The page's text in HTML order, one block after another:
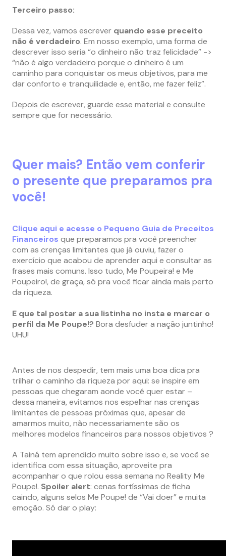
Terceiro passo:
Dessa vez, vamos escrever quando esse preceito
não é verdadeiro. Em nosso exemplo, uma forma de
descrever isso seria “o dinheiro não traz felicidade” ->
“não é algo verdadeiro porque o dinheiro é um
caminho para conquistar os meus objetivos, para me
dar conforto e tranquilidade e, então, me fazer feliz”.
Depois de escrever, guarde esse material e consulte
sempre que for necessário.
Quer mais? Então vem conferir
o presente que preparamos pra
você!
Clique aqui e acesse o Pequeno Guia de Preceitos
Financeiros que preparamos pra você preencher
com as crenças limitantes que já ouviu, fazer o
exercício que acabou de aprender aqui e consultar as
frases mais comuns. Isso tudo, Me Poupeira! e Me
Poupeiro!, de graça, só pra você ficar ainda mais perto
da riqueza.
E que tal postar a sua listinha no insta e marcar o
perfil da Me Poupe!? Bora desfuder a nação juntinho!
UHU!
Antes de nos despedir, tem mais uma boa dica pra
trilhar o caminho da riqueza por aqui: se inspire em
pessoas que chegaram aonde você quer estar –
dessa maneira, evitamos nos espelhar nas crenças
limitantes de pessoas próximas que, apesar de
amarmos muito, não necessariamente são os
melhores modelos financeiros para nossos objetivos ?
A Tainá tem aprendido muito sobre isso e, se você se
identifica com essa situação, aproveite pra
acompanhar o que rolou essa semana no Reality Me
Poupe!. Spoiler alert: cenas fortíssimas de ficha
caindo, alguns selos Me Poupe! de “Vai doer” e muita
emoção. Só dar o play: